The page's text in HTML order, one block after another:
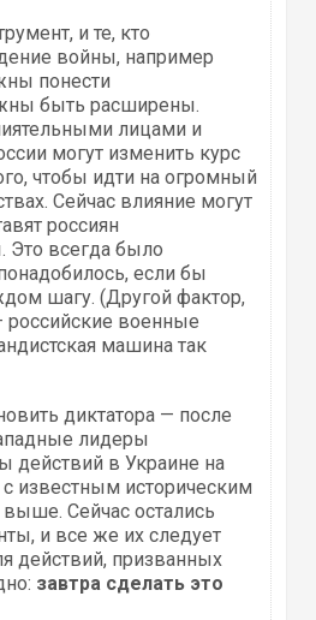
и те, кто
войны, например
понести
быть расширены.
лицами и
могут изменить курс
чтобы идти на огромный
Сейчас влияние могут
россиян
Это всегда было
если бы
шагу. (Другой фактор,
военные
машина так
диктатора — после
лидеры
действий в Украине на
известным историческим
Сейчас остались
и все же их следует
действий, призванных
завтра сделать это